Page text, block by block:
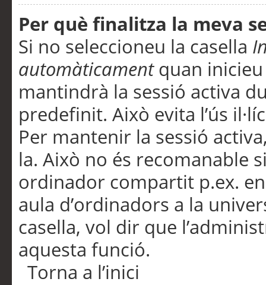
Per què finalitza la meva
Si no seleccioneu la casella
automàticamentquan inicieu
mantindrà la sessió activa
predefinit. Això evita l’ús
Per mantenir la sessió
la. Això no és recomanable
ordinador compartit p.ex.
aula d’ordinadors a la
casella, vol dir que
aquesta funció.
Torna a l’inici